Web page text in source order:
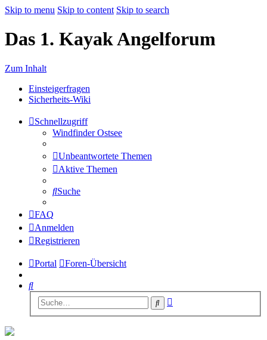
Skip to menu Skip to content Skip to search
Das 1. Kayak Angelforum
Zum Inhalt
Einsteigerfragen
Sicherheits-Wiki
Schnellzugriff
Windfinder Ostsee
Unbeantwortete Themen
Aktive Themen
Suche
FAQ
Anmelden
Registrieren
Portal Foren-Übersicht
Suche
Suche